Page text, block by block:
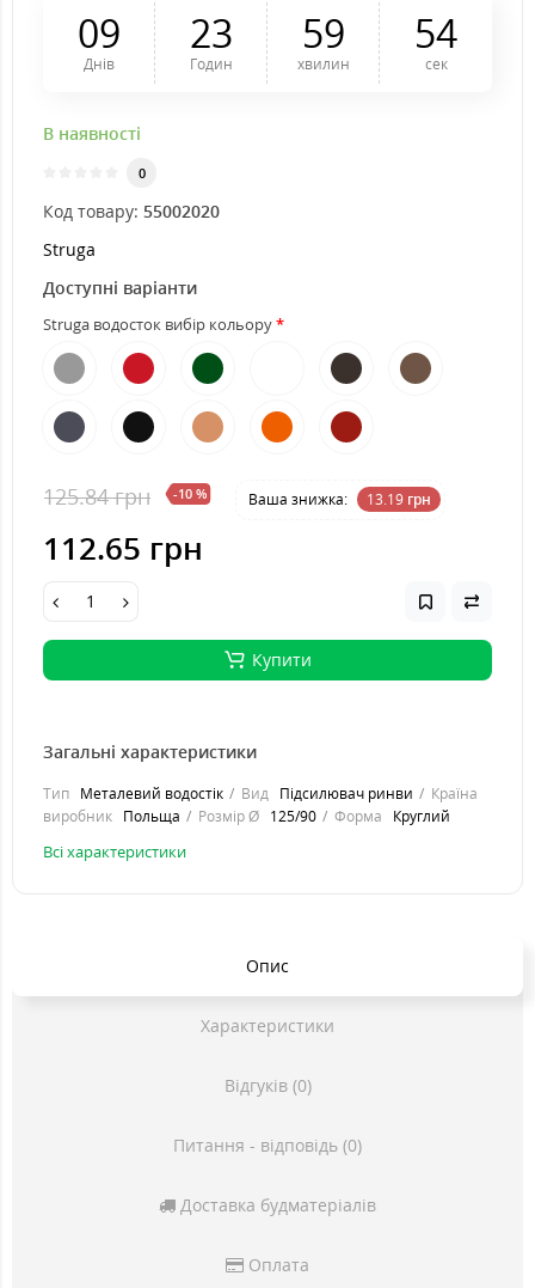
09
Днів
23
Годин
59
хвилин
54
сек
В наявності
0
Код товару: 55002020
Struga
Доступні варіанти
Struga водосток вибір кольору
125.84 грн -10 % Ваша знижка: 13.19 грн
112.65 грн
Купити
Загальні характеристики
Тип Металевий водостік Вид Підсилювач ринви
Країна
виробник Польща Розмір Ø 125/90 Форма Круглий
Всі характеристики
Опис
Характеристики
Відгуків (0)
Питання - відповідь (0)
Доставка будматеріалів
Оплата